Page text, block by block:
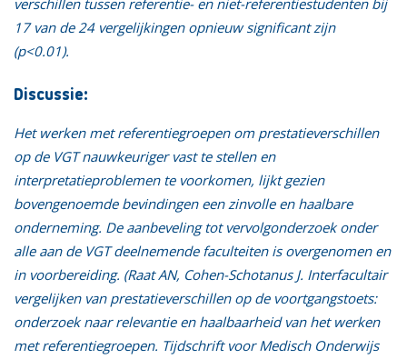
verschillen tussen referentie- en niet-referentiestudenten bij
17 van de 24 vergelijkingen opnieuw significant zijn
(p<0.01).
Discussie:
Het werken met referentiegroepen om prestatieverschillen
op de VGT nauwkeuriger vast te stellen en
interpretatieproblemen te voorkomen, lijkt gezien
bovengenoemde bevindingen een zinvolle en haalbare
onderneming. De aanbeveling tot vervolgonderzoek onder
alle aan de VGT deelnemende faculteiten is overgenomen en
in voorbereiding. (Raat AN, Cohen-Schotanus J. Interfacultair
vergelijken van prestatieverschillen op de voortgangstoets:
onderzoek naar relevantie en haalbaarheid van het werken
met referentiegroepen. Tijdschrift voor Medisch Onderwijs